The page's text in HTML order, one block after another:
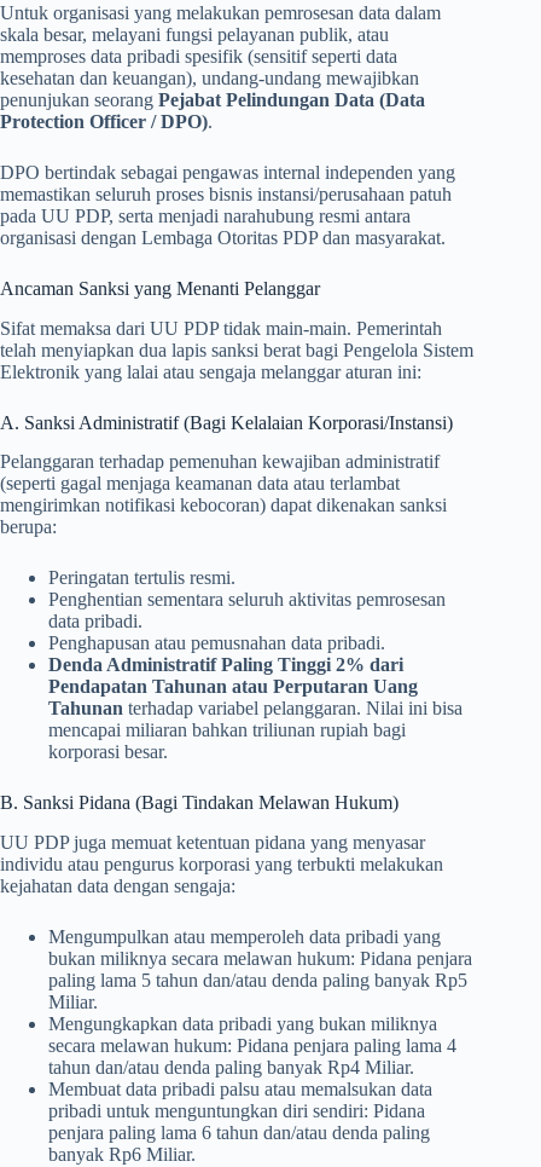
Untuk organisasi yang melakukan pemrosesan data dalam
skala besar, melayani fungsi pelayanan publik, atau
memproses data pribadi spesifik (sensitif seperti data
kesehatan dan keuangan), undang-undang mewajibkan
penunjukan seorang Pejabat Pelindungan Data (Data
Protection Officer / DPO).
DPO bertindak sebagai pengawas internal independen yang
memastikan seluruh proses bisnis instansi/perusahaan patuh
pada UU PDP, serta menjadi narahubung resmi antara
organisasi dengan Lembaga Otoritas PDP dan masyarakat.
Ancaman Sanksi yang Menanti Pelanggar
Sifat memaksa dari UU PDP tidak main-main. Pemerintah
telah menyiapkan dua lapis sanksi berat bagi Pengelola Sistem
Elektronik yang lalai atau sengaja melanggar aturan ini:
A. Sanksi Administratif (Bagi Kelalaian Korporasi/Instansi)
Pelanggaran terhadap pemenuhan kewajiban administratif
(seperti gagal menjaga keamanan data atau terlambat
mengirimkan notifikasi kebocoran) dapat dikenakan sanksi
berupa:
Peringatan tertulis resmi.
Penghentian sementara seluruh aktivitas pemrosesan
data pribadi.
Penghapusan atau pemusnahan data pribadi.
Denda Administratif Paling Tinggi 2% dari
Pendapatan Tahunan atau Perputaran Uang
Tahunan terhadap variabel pelanggaran. Nilai ini bisa
mencapai miliaran bahkan triliunan rupiah bagi
korporasi besar.
B. Sanksi Pidana (Bagi Tindakan Melawan Hukum)
UU PDP juga memuat ketentuan pidana yang menyasar
individu atau pengurus korporasi yang terbukti melakukan
kejahatan data dengan sengaja:
Mengumpulkan atau memperoleh data pribadi yang
bukan miliknya secara melawan hukum: Pidana penjara
paling lama 5 tahun dan/atau denda paling banyak Rp5
Miliar.
Mengungkapkan data pribadi yang bukan miliknya
secara melawan hukum: Pidana penjara paling lama 4
tahun dan/atau denda paling banyak Rp4 Miliar.
Membuat data pribadi palsu atau memalsukan data
pribadi untuk menguntungkan diri sendiri: Pidana
penjara paling lama 6 tahun dan/atau denda paling
banyak Rp6 Miliar.